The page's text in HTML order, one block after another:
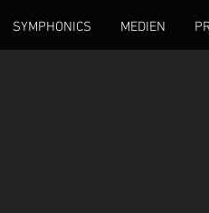
SYMPHONICS MEDIEN